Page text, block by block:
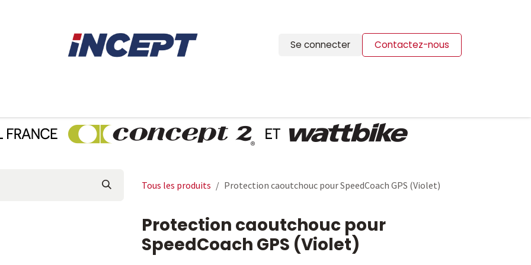
Se connecter Contactez-nous
Tous les produits Protection caoutchouc pour SpeedCoach GPS (Violet)
Protection caoutchouc pour
SpeedCoach GPS (Violet)